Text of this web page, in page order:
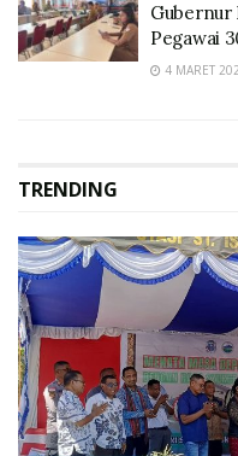
Gubernur
Pegawai
4 MARET
TRENDING